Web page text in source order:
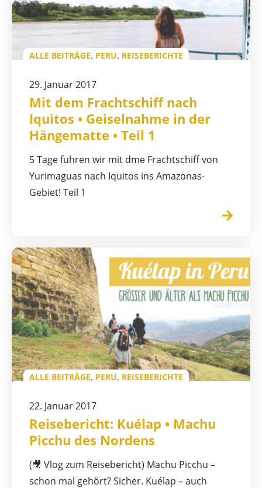
ALLE BEITRÄGE, PERU, REISEBERICHTE
29. Januar 2017
Mit dem Frachtschiff nach
Iquitos • Geiselnahme in der
Hängematte • Teil 1
5 Tage fuhren wir mit dme Frachtschiff von
Yurimaguas nach Iquitos ins Amazonas-
Gebiet! Teil 1
ALLE BEITRÄGE, PERU, REISEBERICHTE
22. Januar 2017
Reisebericht: Kuélap • Machu
Picchu des Nordens
(🎥 Vlog zum Reisebericht) Machu Picchu –
schon mal gehört? Sicher. Kuélap – auch